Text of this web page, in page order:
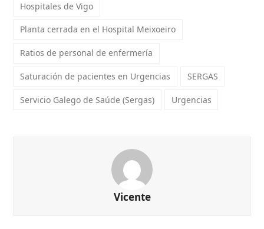
Hospitales de Vigo
Planta cerrada en el Hospital Meixoeiro
Ratios de personal de enfermería
Saturación de pacientes en Urgencias SERGAS
Servicio Galego de Saúde (Sergas) Urgencias
Vicente